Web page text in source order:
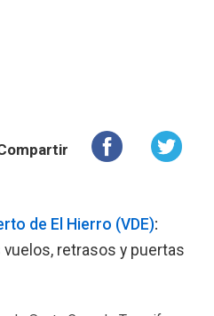
de El Hierro (VDE):
retrasos y puertas